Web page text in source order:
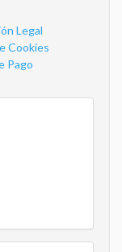
Legal
Cookies
Pago